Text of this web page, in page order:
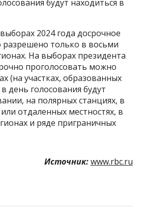
будут находиться в
2024 года досрочное
разрешено только в восьми
На выборах президента
проголосовать можно
(на участках, образованных
день голосования будут
на полярных станциях, в
отдаленных местностях, в
и ряде приграничных
Источник: www.rbc.ru